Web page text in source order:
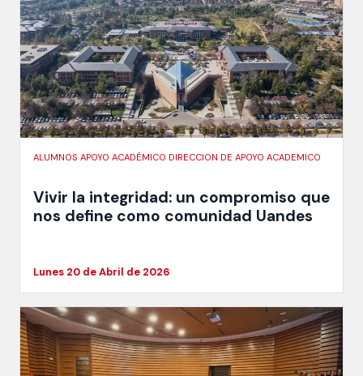
ALUMNOS APOYO ACADÉMICO DIRECCION DE APOYO ACADEMICO
Vivir la integridad: un compromiso que
nos define como comunidad Uandes
Lunes 20 de Abril de 2026